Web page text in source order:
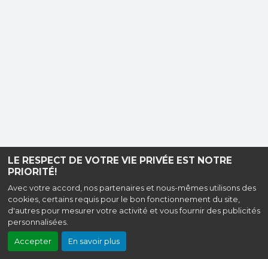
LE RESPECT DE VOTRE VIE PRIVÉE EST NOTRE
PRIORITÉ!
Avec votre accord, nos partenaires et nous-mêmes utilisons des
cookies, certains requis pour le bon fonctionnement du site,
d'autres pour mesurer votre activité et vous fournir des publicités
personnalisées.
Accepter En savoir plus